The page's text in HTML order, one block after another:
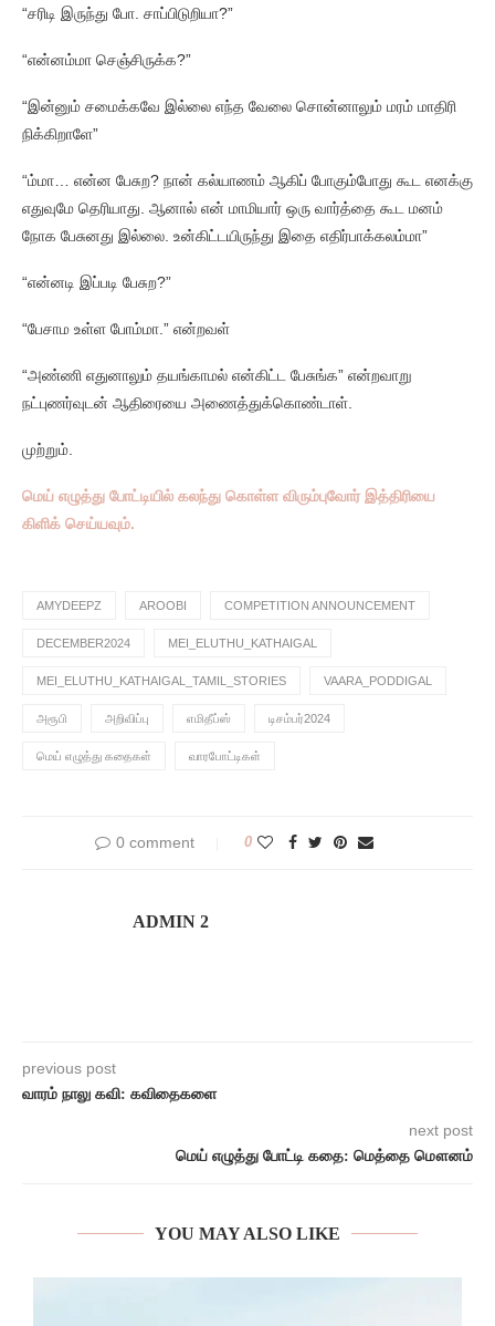
“சரிடி இருந்து போ. சாப்பிடுறியா?”
“என்னம்மா செஞ்சிருக்க?”
“இன்னும் சமைக்கவே இல்லை எந்த வேலை சொன்னாலும் மரம் மாதிரி
நிக்கிறாளே”
“ம்மா… என்ன பேசுற? நான் கல்யாணம் ஆகிப் போகும்போது கூட எனக்கு
எதுவுமே தெரியாது. ஆனால் என் மாமியார் ஒரு வார்த்தை கூட மனம்
நோக பேசுனது இல்லை. உன்கிட்டயிருந்து இதை எதிர்பாக்கலம்மா”
“என்னடி இப்படி பேசுற?”
“பேசாம உள்ள போம்மா.” என்றவள்
“அண்ணி எதுனாலும் தயங்காமல் என்கிட்ட பேசுங்க” என்றவாறு
நட்புணர்வுடன் ஆதிரையை அணைத்துக்கொண்டாள்.
முற்றும்.
மெய் எழுத்து போட்டியில் கலந்து கொள்ள விரும்புவோர் இத்திரியை
கிளிக் செய்யவும்.
AMYDEEPZ AROOBI COMPETITION ANNOUNCEMENT
DECEMBER2024 MEI_ELUTHU_KATHAIGAL
MEI_ELUTHU_KATHAIGAL_TAMIL_STORIES VAARA_PODDIGAL
அரூபி அறிவிப்பு எமிதீப்ஸ் டிசம்பர்2024
மெய் எழுத்து கதைகள் வாரபோட்டிகள்
0 comment 0
ADMIN 2
previous post
வாரம் நாலு கவி: கவிதைகளை
next post
மெய் எழுத்து போட்டி கதை: மெத்தை மௌனம்
YOU MAY ALSO LIKE